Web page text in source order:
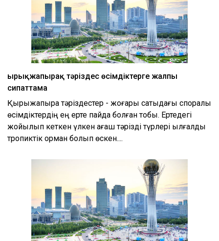
Қырықжапырақ тәріздес өсімдіктерге жалпы
сипаттама
Қырықжапырақ тәріздестер - жоғары сатыдағы споралы
өсімдіктердің ең ерте пайда болған тобы. Ертедегі
жойылып кеткен үлкен ағаш тәрізді түрлері ылғалды
тропиктік орман болып өскен....